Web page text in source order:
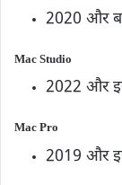
2020 और
Mac Studio
2022 और
Mac Pro
2019 और